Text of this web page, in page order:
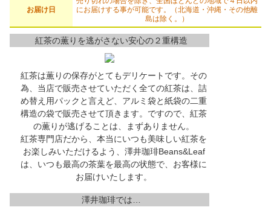
お届け日
にお届けする事が可能です。（北海道・沖縄・その他離
島は除く。）
紅茶の薫りを逃がさない安心の２重構造
紅茶は薫りの保存がとてもデリケートです。その
為、当店で販売させていただく全ての紅茶は、詰
め替え用パックと言えど、アルミ袋と紙袋の二重
構造の袋で販売させて頂きます。ですので、紅茶
の薫りが逃げることは、まずありません。
紅茶専門店だから、本当にいつも美味しい紅茶を
お楽しみいただけるよう、澤井珈琲Beans&Leaf
は、いつも最高の茶葉を最高の状態で、お客様に
お届けいたします。
澤井珈琲では…